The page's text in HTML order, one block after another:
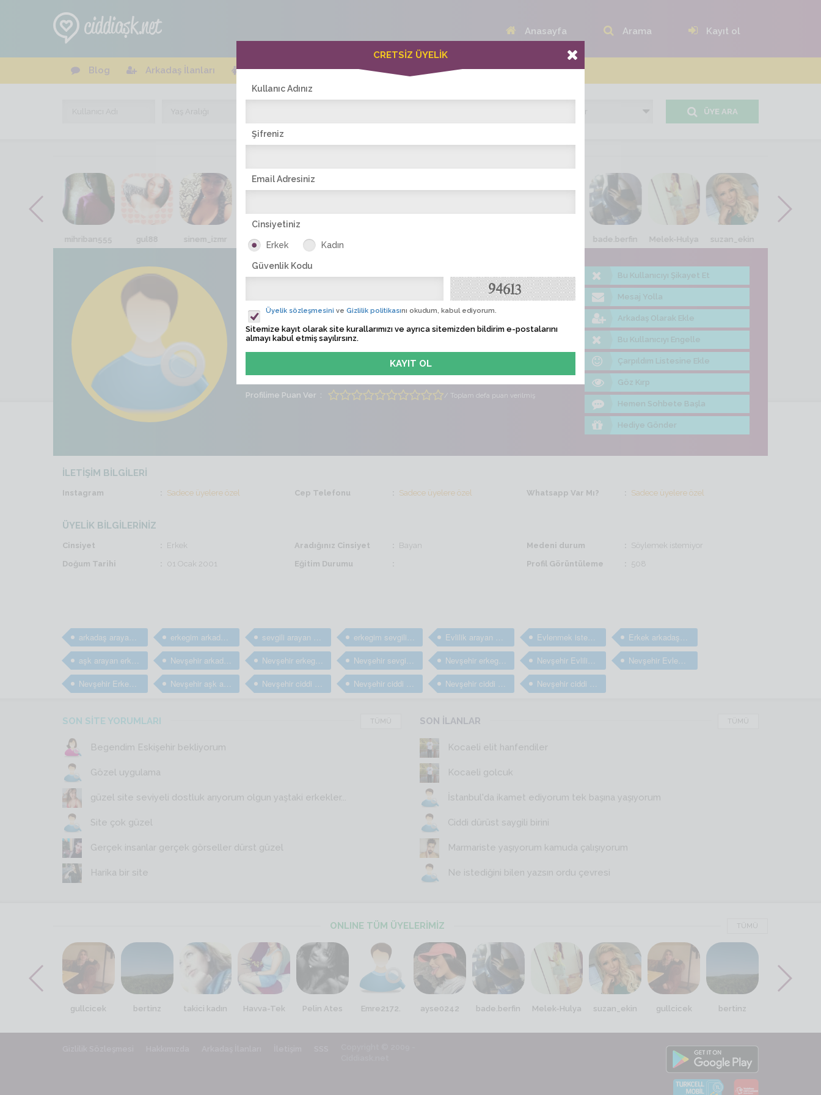
Anasayfa Arama Kayıt ol
Blog Arkadaş İlanları Online Bayanlar(292) Online Erkekler(376)
ÜYE ARA
mihriban555 gul88 sinem_izmr sevgi_gul orospumeliss bade.berfin Melek-Hulya suzan_ekin
50Cılgın50 Albüme Bak
Ziyaret Tarihi Sadece üyelere özel
Son İşlem Zamanı Sadece üyelere özel
Profilime Puan Ver / Toplam defa puan verilmiş
Bu Kullanıcıyı Şikayet Et
Mesaj Yolla
Arkadaş Olarak Ekle
Bu Kullanıcıyı Engelle
Çarpıldım Listesine Ekle
Göz Kırp
Hemen Sohbete Başla
Hediye Gönder
İLETİŞİM BİLGİLERİ
Instagram Sadece üyelere özel Cep Telefonu Sadece üyelere özel Whatsapp Var Mı? Sadece üyelere özel
ÜYELİK BİLGİLERİNİZ
Cinsiyet Erkek Aradığınız Cinsiyet Bayan Medeni durum
Söylemek istemiyor
Doğum Tarihi
01 Ocak 2001 Eğitim Durumu Profil Görüntüleme 508
arkadaş arayan erkekler erkegim arkadaş arıyorum sevgili arayan erkekler erkegim sevgili arıyorum Evlilik arayan bay ve erkekler Evlenmek isteyen bay ve erkekler Erkek arkadaş bulma sitesi
aşk arayan erkekler Nevşehir arkadaş arayan erkekler Nevşehir erkegim arkadaş arıyorum Nevşehir sevgili arayan erkekler Nevşehir erkegim sevgili arıyorum Nevşehir Evlilik arayan bay ve erkekler Nevşehir Evlenmek isteyen bay ve erkekler
Nevşehir Erkek arkadaş bulma sitesi Nevşehir aşk arayan erkekler Nevşehir ciddi evlilik arayan erkekler Nevşehir ciddi arkadaş arayan erkekler Nevşehir ciddi arkadaşlık sitesi Nevşehir ciddi evlilik sitesi
SON SİTE YORUMLARI TÜMÜ
Begendim Eskişehir bekliyorum
Gözel uygulama
güzel site seviyeli dostluk arıyorum olgun yaştaki erkekler...
Site çok güzel
Gerçek insanlar gerçek görseller dürst güzel
Harika bir site
SON İLANLAR TÜMÜ
Kocaeli elit hanfendiler
Kocaeli golcuk
İstanbul'da ikamet ediyorum tek başına yaşıyorum
Ciddi dürüst saygili birini
Marmariste yaşıyorum kamuda çalışıyorum
Ne istediğini bilen yazsın ordu çevresi
ONLINE TÜM ÜYELERİMİZ TÜMÜ
gullcicek bertinz takici kadın Havva-Tek Pelin Ates Emre2172. ayse0242 bade.berfin Melek-Hulya suzan_ekin gullcicek bertinz
CRETSİZ ÜYELİK
Kullanıc Adınız
Şifreniz
Email Adresiniz
Cinsiyetiniz
Erkek Kadın
Güvenlik Kodu
Üyelik sözleşmesini ve Gizlilik politikasını okudum, kabul ediyorum.
Sitemize kayıt olarak site kurallarımızı ve ayrıca sitemizden bildirim e-postalarını
almayı kabul etmiş sayılırsınz.